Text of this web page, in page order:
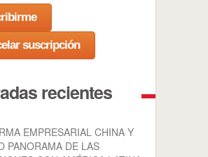
recientes
EMPRESARIAL CHINA Y
PANORAMA DE LAS